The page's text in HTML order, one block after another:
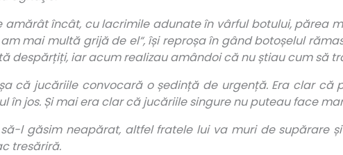
amărât încât, cu lacrimile adunate în vârful botului, părea
mai multă grijă de el“, își reproșa în gând botoșelul
despărțiți, iar acum realizau amândoi că nu știau cum să
că jucăriile convocară o ședință de urgență. Era clar
în jos. Și mai era clar că jucăriile singure nu puteau face
l găsim neapărat, altfel fratele lui va muri de supărare
tresăriră.